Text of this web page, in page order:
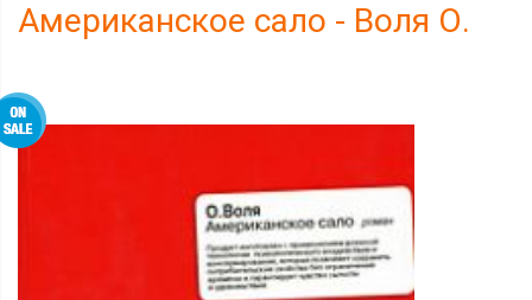
Американское сало - Воля О.